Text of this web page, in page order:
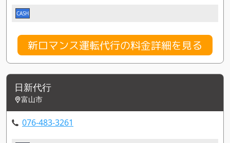
CASH
新ロマンス運転代行の料金詳細を見る
日新代行
富山市
076-483-3261